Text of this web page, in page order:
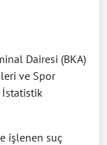
Dairesi (BKA)
ve Spor
İstatistik
işlenen suç